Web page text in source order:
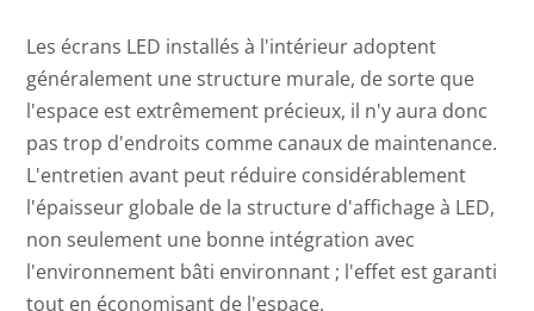
Les écrans LED installés à l'intérieur adoptent
généralement une structure murale, de sorte que
l'espace est extrêmement précieux, il n'y aura donc
pas trop d'endroits comme canaux de maintenance.
L'entretien avant peut réduire considérablement
l'épaisseur globale de la structure d'affichage à LED,
non seulement une bonne intégration avec
l'environnement bâti environnant ; l'effet est garanti
tout en économisant de l'espace.